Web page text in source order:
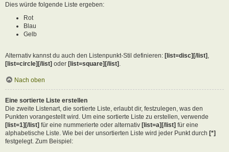
Dies würde folgende Liste ergeben:
Rot
Blau
Gelb
Alternativ kannst du auch den Listenpunkt-Stil definieren: [list=disc][/list] ,
[list=circle][/list] oder [list=square][/list] .
Nach oben
Eine sortierte Liste erstellen
Die zweite Listenart, die sortierte Liste, erlaubt dir, festzulegen, was den
Punkten vorangestellt wird. Um eine sortierte Liste zu erstellen, verwende
[list=1][/list] für eine nummerierte oder alternativ [list=a][/list] für eine
alphabetische Liste. Wie bei der unsortierten Liste wird jeder Punkt durch [*]
festgelegt. Zum Beispiel: